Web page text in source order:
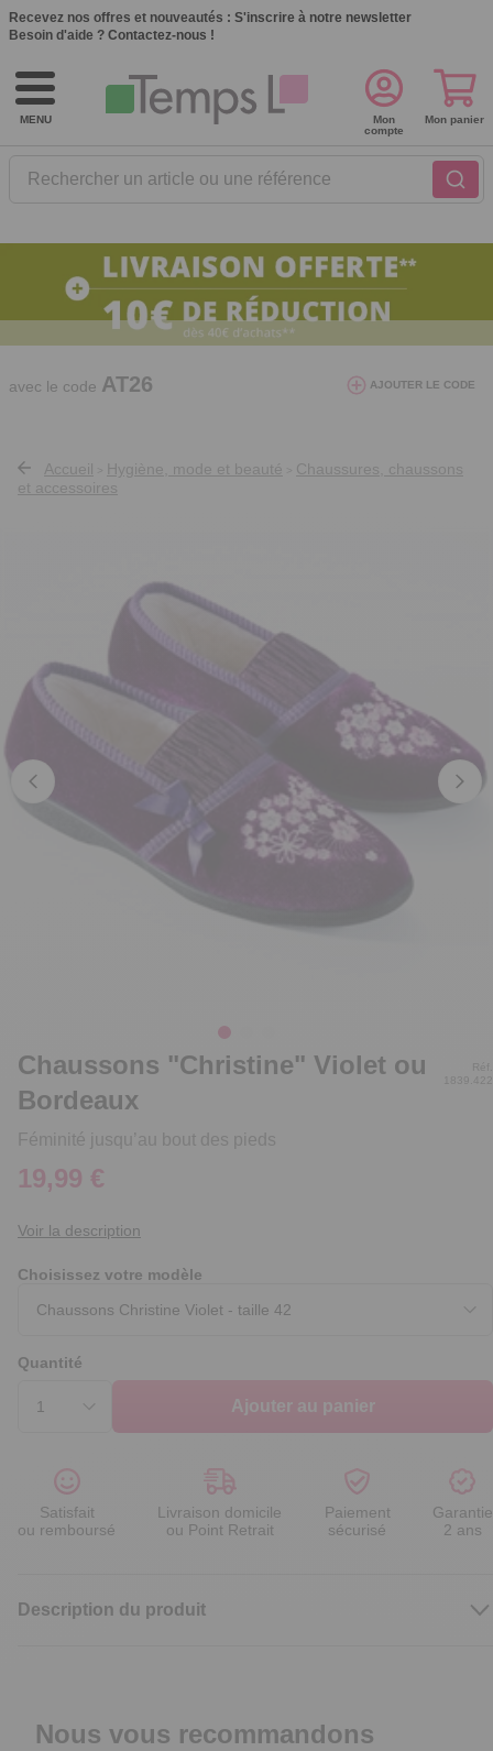
Recevez nos offres et nouveautés : S'inscrire à notre newsletter
Besoin d'aide ? Contactez-nous !
MENU
Rechercher un article ou une référence
Mon
compte
Mon panier
10€ de réduction dès 40€ d'achat. Offre
valable du 03/08/2026 au 12/08/2026.
avec le code AT26 AJOUTER LE CODE
Accueil Hygiène, mode et beauté
Chaussures, chaussons
et accessoires
Chaussons "Christine" Violet ou
Bordeaux
Féminité jusqu’au bout des pieds
Réf.
1839.422
19,99 €
Voir la description
Choisissez votre modèle
Quantité
Ajouter au panier
Satisfait
ou remboursé
Livraison domicile
ou Point Retrait
Paiement
sécurisé
Garantie
2 ans
Description du produit
Nous vous recommandons